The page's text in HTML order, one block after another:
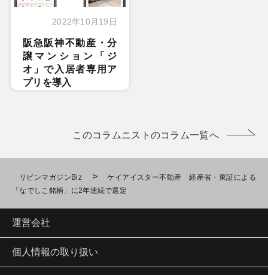
2022年10月19日
阪急阪神不動産・分
譲マンション「ジ
オ」で入居者専用ア
プリを導入
このコラムニストのコラム一覧へ
リビンマガジンBiz >
ケイアイスター不動産 経産省・東証による
「なでしこ銘柄」に2年連続で選定
運営会社
個人情報の取り扱い